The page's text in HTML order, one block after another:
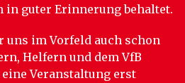
in guter Erinnerung behaltet.
uns im Vorfeld auch schon
Helfern und dem VfB
Veranstaltung erst